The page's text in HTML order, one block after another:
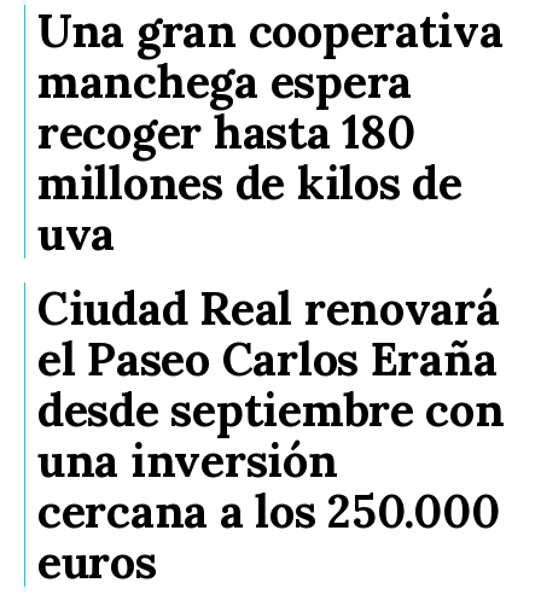
Una gran cooperativa
manchega espera
recoger hasta 180
millones de kilos de
uva
Ciudad Real renovará
el Paseo Carlos Eraña
desde septiembre con
una inversión
cercana a los 250.000
euros